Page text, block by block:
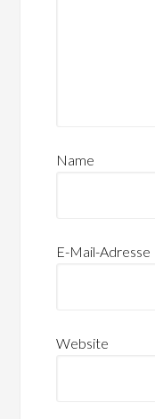
Name
E-Mail-Adresse
Website